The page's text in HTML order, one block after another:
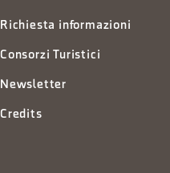
Richiesta informazioni
Consorzi Turistici
Newsletter
Credits